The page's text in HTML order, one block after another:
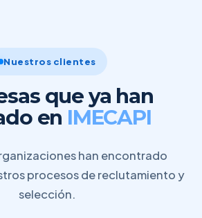
Nuestros clientes
que ya han
en IMECAPI
han encontrado
procesos de reclutamiento y
selección.